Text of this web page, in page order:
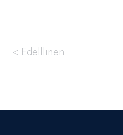
< Edelllinen